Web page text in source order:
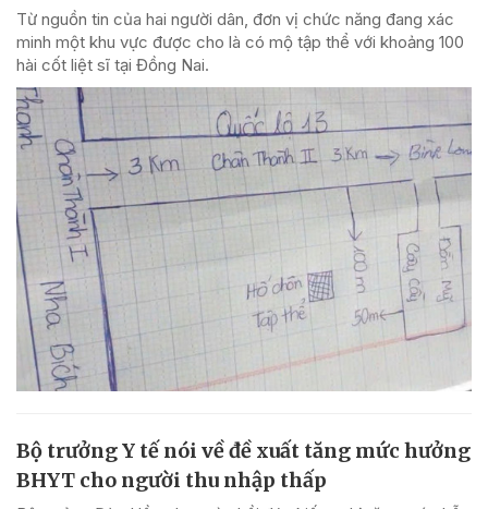
Từ nguồn tin của hai người dân, đơn vị chức năng đang xác
minh một khu vực được cho là có mộ tập thể với khoảng 100
hài cốt liệt sĩ tại Đồng Nai.
Bộ trưởng Y tế nói về đề xuất tăng mức hưởng
BHYT cho người thu nhập thấp